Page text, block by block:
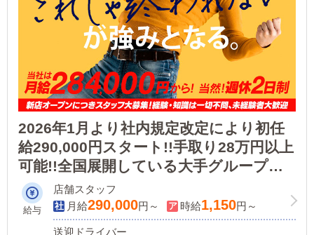
2026年1月より社内規定改定により初任
給290,000円スタート!!手取り28万円以上
可能!!全国展開している大手グループな
ので待遇には自信あり!!同業内でもホワ
イトな職場環境と待遇で安心して働けま
給与
店舗スタッフ
月給290,000円～ 時給1,150円～
送迎ドライバー